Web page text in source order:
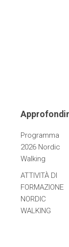
Programma
2026 Nordic
Walking
ATTIVITÀ DI
FORMAZIONE
NORDIC
WALKING